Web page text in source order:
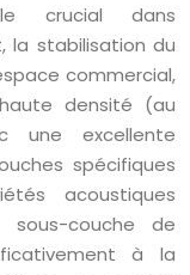
crucial dans
la stabilisation du
commercial,
densité (au
une excellente
spécifiques
acoustiques
sous-couche de
à la